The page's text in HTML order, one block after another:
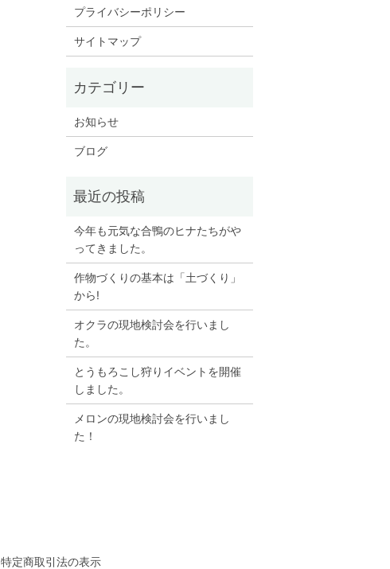
プライバシーポリシー
サイトマップ
お知らせ
ブログ
今年も元気な合鴨のヒナたちがや
ってきました。
作物づくりの基本は「土づくり」
から!
オクラの現地検討会を行いまし
た。
とうもろこし狩りイベントを開催
しました。
メロンの現地検討会を行いまし
た！
特定商取引法の表示